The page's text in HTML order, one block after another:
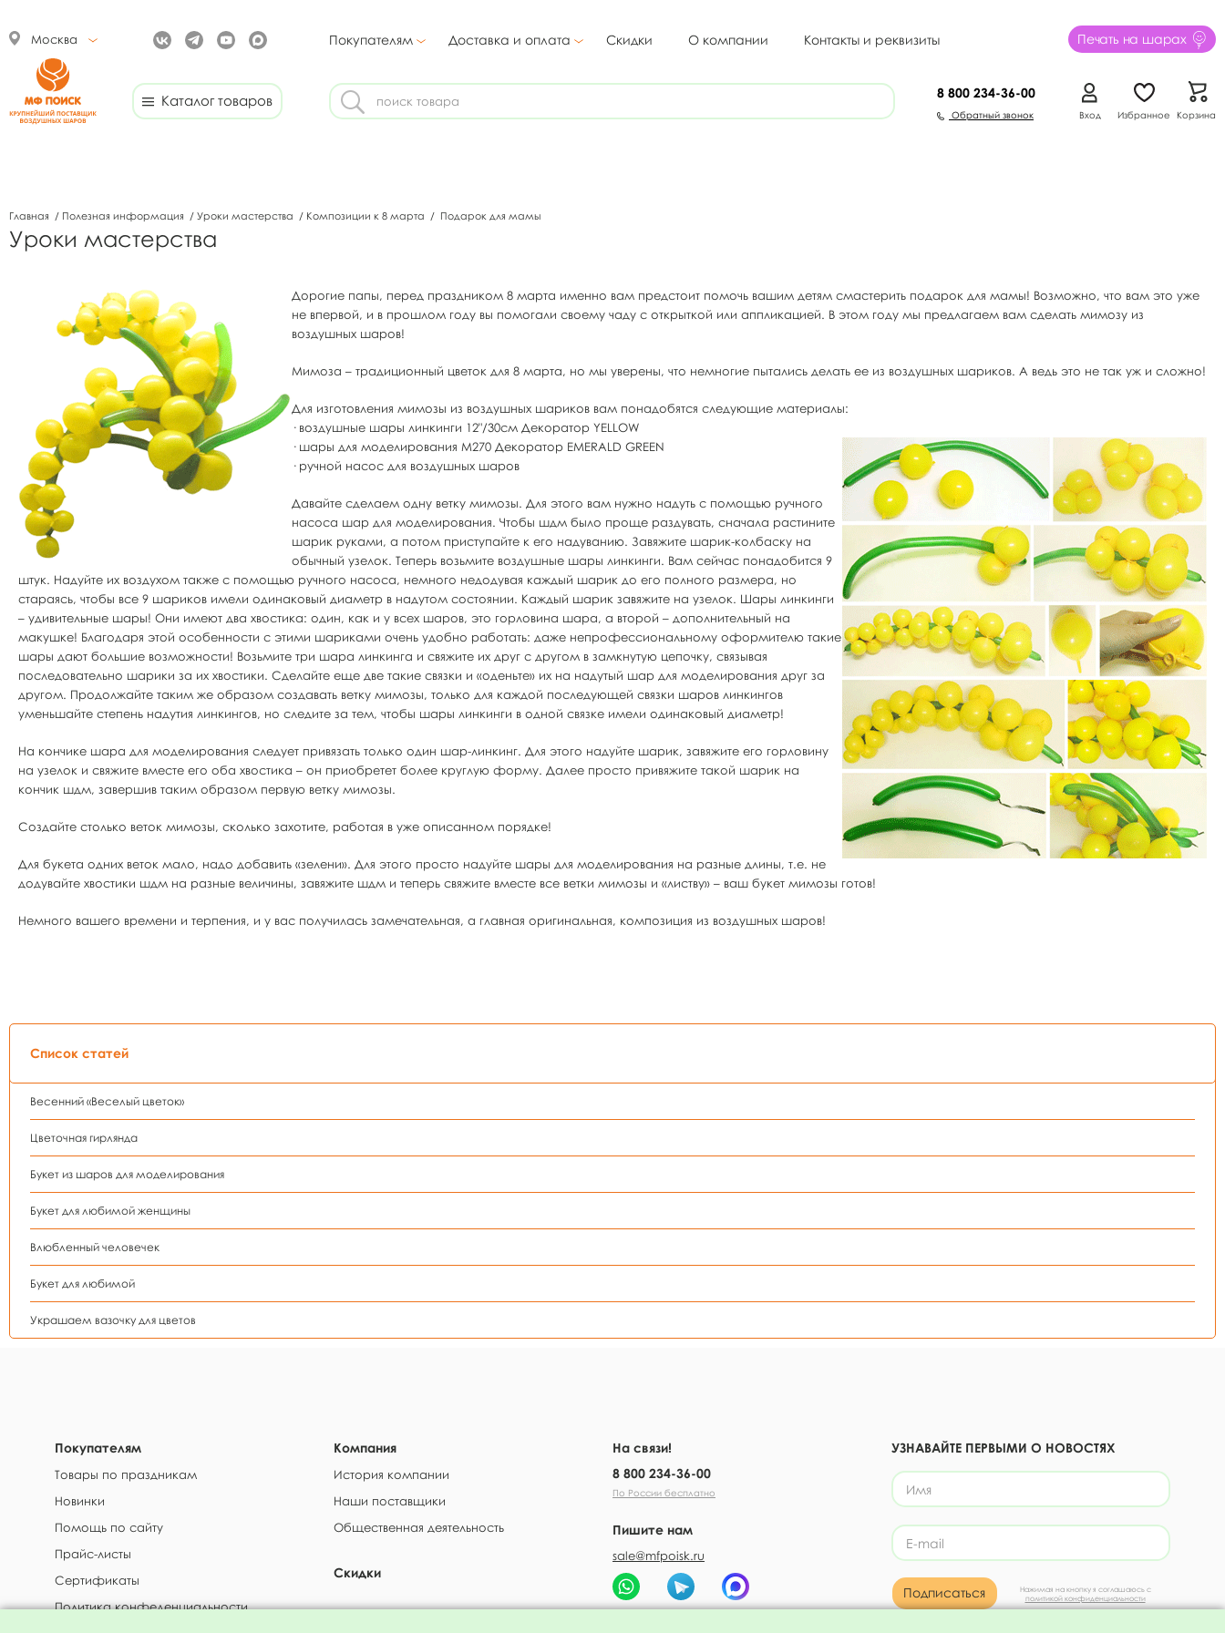
Москва Покупателям Доставка и оплата Скидки О компании Контакты и реквизиты Печать на шарах
Каталог товаров 8 800 234-36-00
Обратный звонок Вход Избранное Корзина
Главная / Полезная информация / Уроки мастерства / Композиции к 8 марта / Подарок для мамы
Уроки мастерства
Дорогие папы, перед праздником 8 марта именно вам предстоит помочь вашим детям смастерить подарок для мамы! Возможно, что вам это уже
не впервой, и в прошлом году вы помогали своему чаду с открыткой или аппликацией. В этом году мы предлагаем вам сделать мимозу из
воздушных шаров!
Мимоза – традиционный цветок для 8 марта, но мы уверены, что немногие пытались делать ее из воздушных шариков. А ведь это не так уж и сложно!
Для изготовления мимозы из воздушных шариков вам понадобятся следующие материалы:
· воздушные шары линкинги 12"/30см Декоратор YELLOW
· шары для моделирования M270 Декоратор EMERALD GREEN
· ручной насос для воздушных шаров
Давайте сделаем одну ветку мимозы. Для этого вам нужно надуть с помощью ручного
насоса шар для моделирования. Чтобы шдм было проще раздувать, сначала растините
шарик руками, а потом приступайте к его надуванию. Завяжите шарик-колбаску на
обычный узелок. Теперь возьмите воздушные шары линкинги. Вам сейчас понадобится 9
штук. Надуйте их воздухом также с помощью ручного насоса, немного недодувая каждый шарик до его полного размера, но
стараясь, чтобы все 9 шариков имели одинаковый диаметр в надутом состоянии. Каждый шарик завяжите на узелок. Шары линкинги
– удивительные шары! Они имеют два хвостика: один, как и у всех шаров, это горловина шара, а второй – дополнительный на
макушке! Благодаря этой особенности с этими шариками очень удобно работать: даже непрофессиональному оформителю такие
шары дают большие возможности! Возьмите три шара линкинга и свяжите их друг с другом в замкнутую цепочку, связывая
последовательно шарики за их хвостики. Сделайте еще две такие связки и «оденьте» их на надутый шар для моделирования друг за
другом. Продолжайте таким же образом создавать ветку мимозы, только для каждой последующей связки шаров линкингов
уменьшайте степень надутия линкингов, но следите за тем, чтобы шары линкинги в одной связке имели одинаковый диаметр!
На кончике шара для моделирования следует привязать только один шар-линкинг. Для этого надуйте шарик, завяжите его горловину
на узелок и свяжите вместе его оба хвостика – он приобретет более круглую форму. Далее просто привяжите такой шарик на
кончик шдм, завершив таким образом первую ветку мимозы.
Создайте столько веток мимозы, сколько захотите, работая в уже описанном порядке!
Для букета одних веток мало, надо добавить «зелени». Для этого просто надуйте шары для моделирования на разные длины, т.е. не
додувайте хвостики шдм на разные величины, завяжите шдм и теперь свяжите вместе все ветки мимозы и «листву» – ваш букет мимозы готов!
Немного вашего времени и терпения, и у вас получилась замечательная, а главная оригинальная, композиция из воздушных шаров!
Список статей
Весенний «Веселый цветок»
Цветочная гирлянда
Букет из шаров для моделирования
Букет для любимой женщины
Влюбленный человечек
Букет для любимой
Украшаем вазочку для цветов
Покупателям
Товары по праздникам
Новинки
Помощь по сайту
Прайс-листы
Сертификаты
Политика конфеденциальности
Компания
История компании
Наши поставщики
Общественная деятельность
Скидки
На связи!
8 800 234-36-00
По России бесплатно
Пишите нам
sale@mfpoisk.ru
УЗНАВАЙТЕ ПЕРВЫМИ О НОВОСТЯХ
Подписаться
Нажимая на кнопку я соглашаюсь с
политикой конфиденциальности